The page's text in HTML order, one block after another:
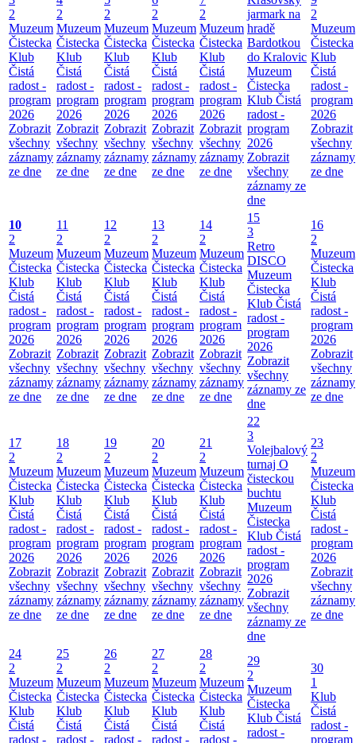
2
Muzeum
Čistecka
Klub
Čistá
radost -
program
2026
Zobrazit
všechny
záznamy
ze dne
2
Muzeum
Čistecka
Klub
Čistá
radost -
program
2026
Zobrazit
všechny
záznamy
ze dne
2
Muzeum
Čistecka
Klub
Čistá
radost -
program
2026
Zobrazit
všechny
záznamy
ze dne
2
Muzeum
Čistecka
Klub
Čistá
radost -
program
2026
Zobrazit
všechny
záznamy
ze dne
2
Muzeum
Čistecka
Klub
Čistá
radost -
program
2026
Zobrazit
všechny
záznamy
ze dne
jarmark na
hradě
Bardotkou
do Kralovic
Muzeum
Čistecka
Klub Čistá
radost -
program
2026
Zobrazit
všechny
záznamy ze
dne
2
Muzeum
Čistecka
Klub
Čistá
radost -
program
2026
Zobrazit
všechny
záznamy
ze dne
10
2
Muzeum
Čistecka
Klub
Čistá
radost -
program
2026
Zobrazit
všechny
záznamy
ze dne
11
2
Muzeum
Čistecka
Klub
Čistá
radost -
program
2026
Zobrazit
všechny
záznamy
ze dne
12
2
Muzeum
Čistecka
Klub
Čistá
radost -
program
2026
Zobrazit
všechny
záznamy
ze dne
13
2
Muzeum
Čistecka
Klub
Čistá
radost -
program
2026
Zobrazit
všechny
záznamy
ze dne
14
2
Muzeum
Čistecka
Klub
Čistá
radost -
program
2026
Zobrazit
všechny
záznamy
ze dne
15
3
Retro
DISCO
Muzeum
Čistecka
Klub Čistá
radost -
program
2026
Zobrazit
všechny
záznamy ze
dne
16
2
Muzeum
Čistecka
Klub
Čistá
radost -
program
2026
Zobrazit
všechny
záznamy
ze dne
17
2
Muzeum
Čistecka
Klub
Čistá
radost -
program
2026
Zobrazit
všechny
záznamy
ze dne
18
2
Muzeum
Čistecka
Klub
Čistá
radost -
program
2026
Zobrazit
všechny
záznamy
ze dne
19
2
Muzeum
Čistecka
Klub
Čistá
radost -
program
2026
Zobrazit
všechny
záznamy
ze dne
20
2
Muzeum
Čistecka
Klub
Čistá
radost -
program
2026
Zobrazit
všechny
záznamy
ze dne
21
2
Muzeum
Čistecka
Klub
Čistá
radost -
program
2026
Zobrazit
všechny
záznamy
ze dne
22
3
Volejbalový
turnaj O
čisteckou
buchtu
Muzeum
Čistecka
Klub Čistá
radost -
program
2026
Zobrazit
všechny
záznamy ze
dne
23
2
Muzeum
Čistecka
Klub
Čistá
radost -
program
2026
Zobrazit
všechny
záznamy
ze dne
24
2
Muzeum
Čistecka
Klub
Čistá
radost -
25
2
Muzeum
Čistecka
Klub
Čistá
radost -
26
2
Muzeum
Čistecka
Klub
Čistá
radost -
27
2
Muzeum
Čistecka
Klub
Čistá
radost -
28
2
Muzeum
Čistecka
Klub
Čistá
radost -
29
2
Muzeum
Čistecka
Klub Čistá
radost -
30
1
Klub
Čistá
radost -
program